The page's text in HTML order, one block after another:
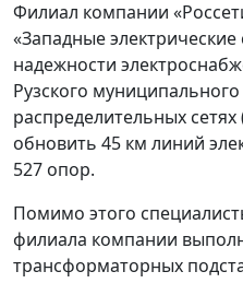
Филиал компании
«Западные
надежности
Рузского муниципального
распределительных
обновить 45 км линий
527 опор.
Помимо этого
филиала компании
трансформаторных